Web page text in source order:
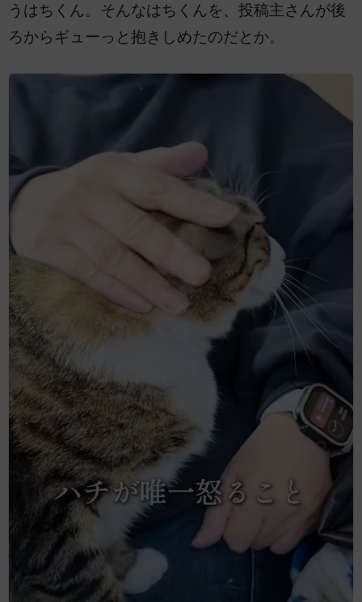
うはちくん。そんなはちくんを、投稿主さんが後
ろからギューっと抱きしめたのだとか。